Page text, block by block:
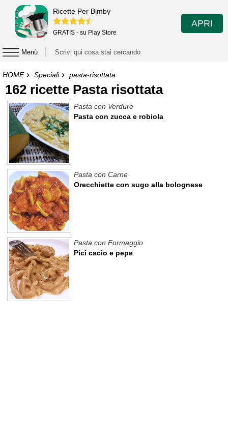
Ricette Per Bimby
GRATIS - su Play Store
APRI
Menù
HOME Speciali pasta-risottata
162 ricette Pasta risottata
Pasta con zucca e robiola
Pasta con Verdure
Orecchiette con sugo alla bolognese
Pasta con Carne
Pici cacio e pepe
Pasta con Formaggio